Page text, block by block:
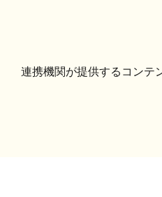
連携機関が提供するコンテ